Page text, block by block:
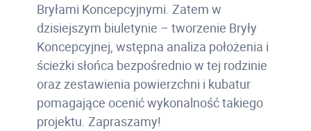
Bryłami Koncepcyjnymi. Zatem w
dzisiejszym biuletynie – tworzenie Bryły
Koncepcyjnej, wstępna analiza położenia i
ścieżki słońca bezpośrednio w tej rodzinie
oraz zestawienia powierzchni i kubatur
pomagające ocenić wykonalność takiego
projektu. Zapraszamy!